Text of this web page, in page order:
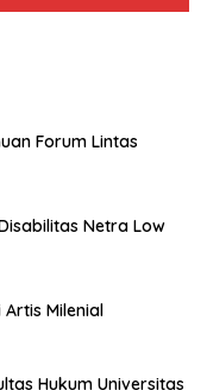
Forum Lintas
Netra Low
Milenial